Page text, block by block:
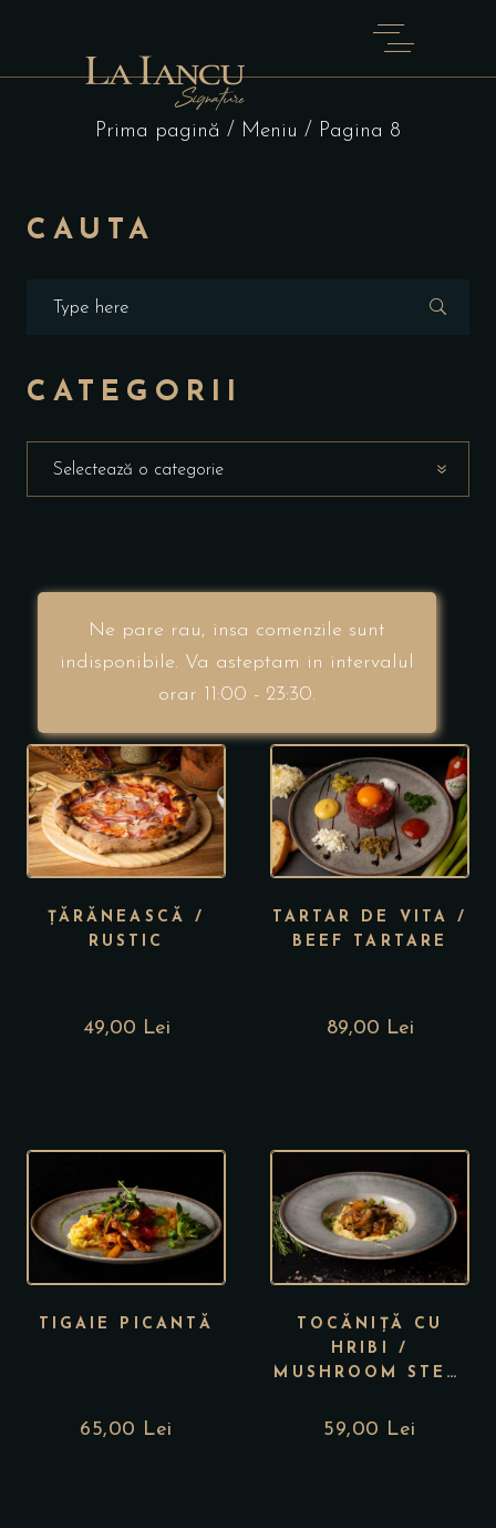
Prima pagină / Meniu / Pagina 8
CAUTA
CATEGORII
Selectează o categorie
Ne pare rau, insa comenzile sunt
indisponibile. Va asteptam in intervalul
orar 11:00 - 23:30.
ȚĂRĂNEASCĂ /
RUSTIC
49,00 Lei
TARTAR DE VITA /
BEEF TARTARE
89,00 Lei
TIGAIE PICANTĂ
65,00 Lei
TOCĂNIȚĂ CU
HRIBI /
MUSHROOM STEW
59,00 Lei